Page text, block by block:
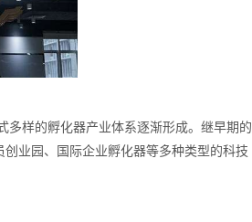
多样的孵化器产业体系逐渐形成。继早期的
业园、国际企业孵化器等多种类型的科技